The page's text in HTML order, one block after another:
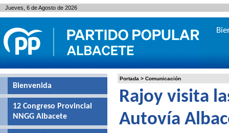
Portada > Comunicación
Rajoy visita
Autovía
Bienvenida
12 Congreso Provincial
NNGG Albacete
Jueves, 6 de Agosto de 2026